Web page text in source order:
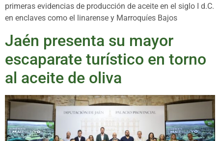
primeras evidencias de producción de aceite en el siglo I d.C.
en enclaves como el linarense y Marroquíes Bajos
Jaén presenta su mayor
escaparate turístico en torno
al aceite de oliva